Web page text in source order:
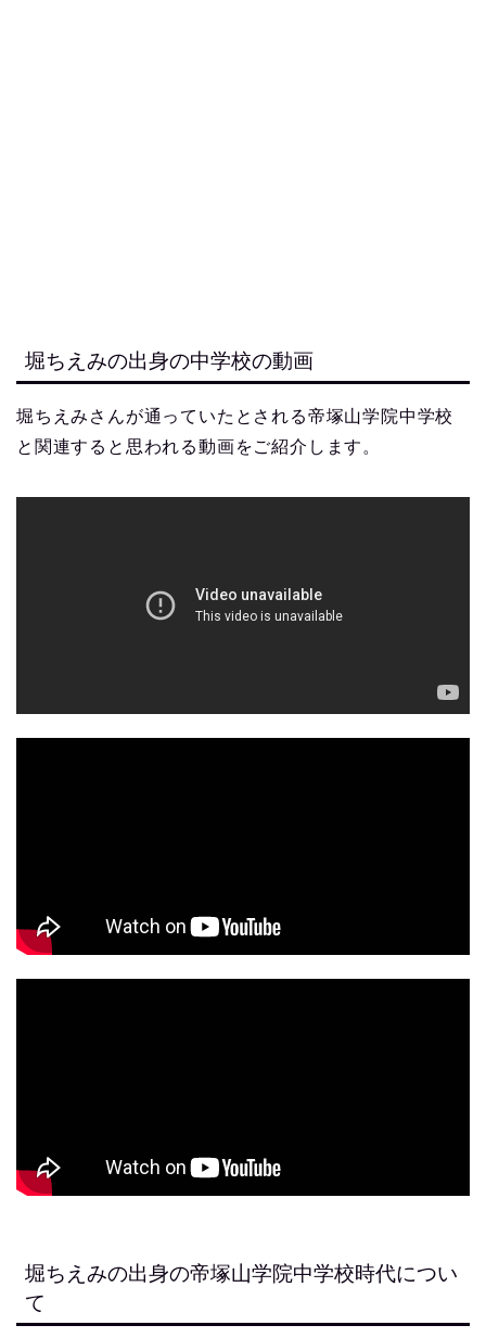
堀ちえみの出身の中学校の動画
堀ちえみさんが通っていたとされる帝塚山学院中学校
と関連すると思われる動画をご紹介します。
堀ちえみの出身の帝塚山学院中学校時代につい
て